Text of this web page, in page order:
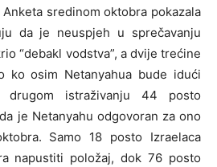
sredinom oktobra pokazala
da je neuspjeh u sprečavanju
“debakl vodstva”, a dvije trećine
ko osim Netanyahua bude idući
drugom istraživanju 44 posto
je Netanyahu odgovoran za ono
Samo 18 posto Izraelaca
napustiti položaj, dok 76 posto